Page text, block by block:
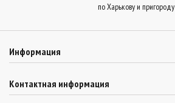
по Харькову и пригороду
Информация
Контактная информация